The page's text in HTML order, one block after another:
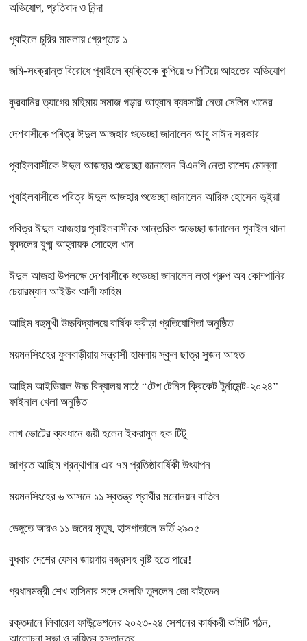
অভিযোগ, প্রতিবাদ ও নিন্দা
পূবাইলে চুরির মামলায় গ্রেপ্তার ১
জমি-সংক্রান্ত বিরোধে পূবাইলে ব্যক্তিকে কুপিয়ে ও পিটিয়ে আহতের অভিযোগ
কুরবানির ত্যাগের মহিমায় সমাজ গড়ার আহ্বান ব্যবসায়ী নেতা সেলিম খানের
দেশবাসীকে পবিত্র ঈদুল আজহার শুভেচ্ছা জানালেন আবু সাঈদ সরকার
পূবাইলবাসীকে ঈদুল আজহার শুভেচ্ছা জানালেন বিএনপি নেতা রাশেদ মোল্লা
পূবাইলবাসীকে পবিত্র ঈদুল আজহার শুভেচ্ছা জানালেন আরিফ হোসেন ভূইয়া
পবিত্র ঈদুল আজহায় পূবাইলবাসীকে আন্তরিক শুভেচ্ছা জানালেন পূবাইল থানা
যুবদলের যুগ্ম আহ্বায়ক সোহেল খান
ঈদুল আজহা উপলক্ষে দেশবাসীকে শুভেচ্ছা জানালেন লতা গ্রুপ অব কোম্পানির
চেয়ারম্যান আইউব আলী ফাহিম
আছিম বহুমুখী উচ্চবিদ্যালয়ে বার্ষিক ক্রীড়া প্রতিযোগিতা অনুষ্ঠিত
ময়মনসিংহের ফুলবাড়ীয়ায় সন্ত্রাসী হামলায় স্কুল ছাত্র সুজন আহত
আছিম আইডিয়াল উচ্চ বিদ্যালয় মাঠে “টেপ টেনিস ক্রিকেট টুর্নামেন্ট-২০২৪”
ফাইনাল খেলা অনুষ্ঠিত
লাখ ভোটের ব্যবধানে জয়ী হলেন ইকরামুল হক টিটু
জাগ্রত আছিম গ্রন্থাগার এর ৭ম প্রতিষ্ঠাবার্ষিকী উৎযাপন
ময়মনসিংহের ৬ আসনে ১১ স্বতন্ত্র প্রার্থীর মনোনয়ন বাতিল
ডেঙ্গুতে আরও ১১ জনের মৃত্যু, হাসপাতালে ভর্তি ২৯০৫
বুধবার দেশের যেসব জায়গায় বজ্রসহ বৃষ্টি হতে পারে!
প্রধানমন্ত্রী শেখ হাসিনার সঙ্গে সেলফি তুললেন জো বাইডেন
রক্তদানে লিবারেল ফাউন্ডেশনের ২০২৩-২৪ সেশনের কার্যকরী কমিটি গঠন,